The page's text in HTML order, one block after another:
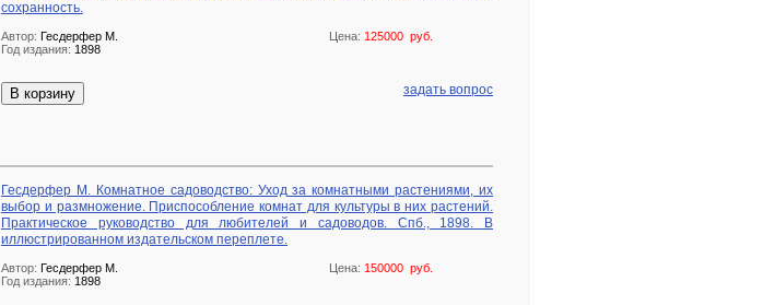
сохранность.
Цена: 125000 руб.
Автор: Гесдерфер М.
Год издания: 1898
В корзину задать вопрос
Гесдерфер М. Комнатное садоводство: Уход за комнатными растениями, их
выбор и размножение. Приспособление комнат для культуры в них растений.
Практическое руководство для любителей и садоводов. Спб., 1898. В
иллюстрированном издательском переплете.
Цена: 150000 руб.
Автор: Гесдерфер М.
Год издания: 1898